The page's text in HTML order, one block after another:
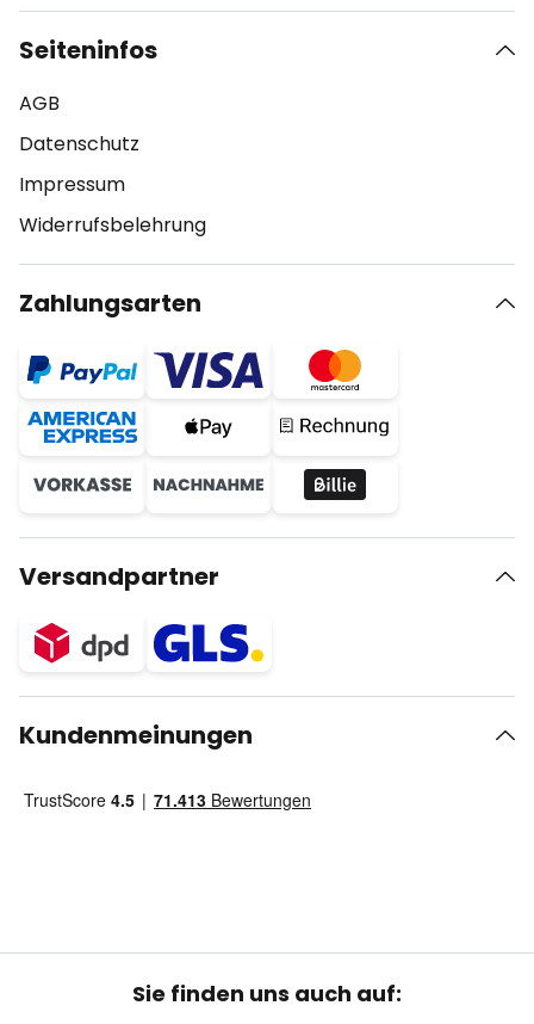
Seiteninfos
AGB
Datenschutz
Impressum
Widerrufsbelehrung
Zahlungsarten
Versandpartner
Kundenmeinungen
Sie finden uns auch auf: